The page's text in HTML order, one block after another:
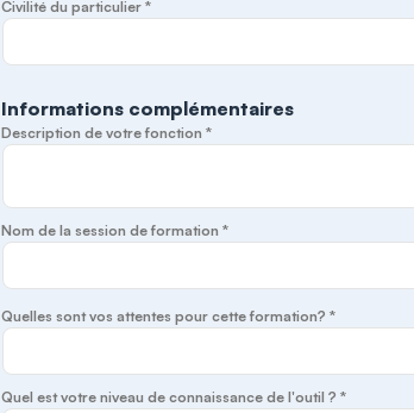
Civilité du particulier *
Informations complémentaires
Description de votre fonction *
Nom de la session de formation *
Quelles sont vos attentes pour cette formation? *
Quel est votre niveau de connaissance de l'outil ? *